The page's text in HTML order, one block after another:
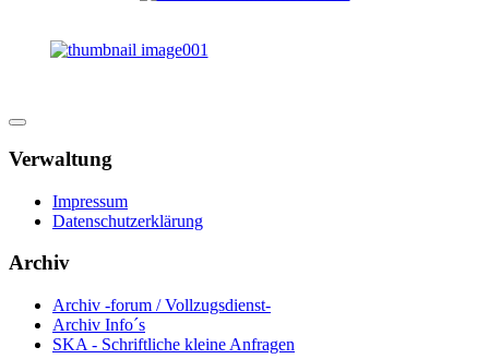
Verwaltung
Impressum
Datenschutzerklärung
Archiv
Archiv -forum / Vollzugsdienst-
Archiv Info´s
SKA - Schriftliche kleine Anfragen